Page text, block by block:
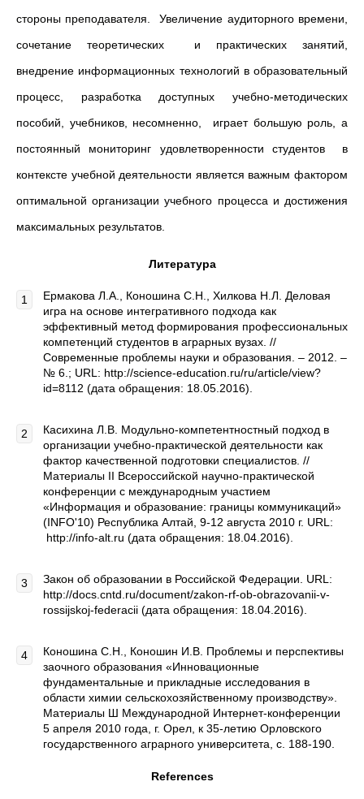
стороны преподавателя. Увеличение аудиторного времени,
сочетание теоретических и практических занятий,
внедрение информационных технологий в образовательный
процесс, разработка доступных учебно-методических
пособий, учебников, несомненно, играет большую роль, а
постоянный мониторинг удовлетворенности студентов в
контексте учебной деятельности является важным фактором
оптимальной организации учебного процесса и достижения
максимальных результатов.
Литература
Ермакова Л.А., Коношина С.Н., Хилкова Н.Л. Деловая
игра на основе интегративного подхода как
эффективный метод формирования профессиональных
компетенций студентов в аграрных вузах. //
Современные проблемы науки и образования. – 2012. –
№ 6.; URL: http://science-education.ru/ru/article/view?
id=8112 (дата обращения: 18.05.2016).
Касихина Л.В. Модульно-компетентностный подход в
организации учебно-практической деятельности как
фактор качественной подготовки специалистов. //
Материалы II Всероссийской научно-практической
конференции с международным участием
«Информация и образование: границы коммуникаций»
(INFO'10) Республика Алтай, 9-12 августа 2010 г. URL:
http://info-alt.ru (дата обращения: 18.04.2016).
Закон об образовании в Российской Федерации. URL:
http://docs.cntd.ru/document/zakon-rf-ob-obrazovanii-v-
rossijskoj-federacii (дата обращения: 18.04.2016).
Коношина С.Н., Коношин И.В. Проблемы и перспективы
заочного образования «Инновационные
фундаментальные и прикладные исследования в
области химии сельскохозяйственному производству».
Материалы Ш Международной Интернет-конференции
5 апреля 2010 года, г. Орел, к 35-летию Орловского
государственного аграрного университета, с. 188-190.
References